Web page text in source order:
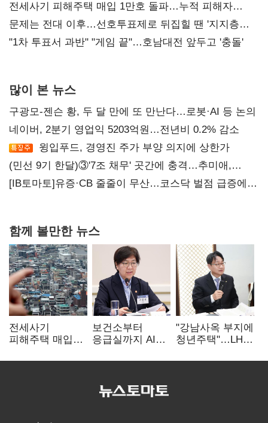
재건"
전세사기 피해주택 매입 1만호 돌파…누적 피해자
4만278명
문제는 전대 이후…선호투표제로 뒤집힐 땐 '지지층
불복'
"1차 투표서 과반" "게임 끝"…호남대전 앞두고 '충돌'
많이 본 뉴스
구광모-젠슨 황, 두 달 만에 또 만난다…로봇·AI 등 논의
네이버, 2분기 영업익 5203억원…전년비 0.2% 감소
윙입푸드, 경영진 주가 부양 의지에 상한가
(민선 9기 한달)③'7조 채무' 곳간에 충격…추미애,
20년만에 '비상재정' 선언 승부수
[IB토마토]유증·CB 줄줄이 무산…코스닥 벌점 급증에
함께 볼만한 뉴스
전세사기
피해주택 매입
누적 피해자
보건소부터
응급실까지 AI
혁신 본격화
"강남사옥 부지에
청년주택"…LH도